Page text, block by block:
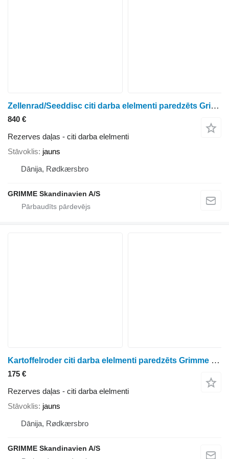
Zellenrad/Seeddisc citi darba elelmenti paredzēts Grimme 760 Kpl HL kartupeļu kombaina
840 €
Rezerves daļas - citi darba elelmenti
Stāvoklis jauns
Dānija, Rødkærsbro
GRIMME Skandinavien A/S
Kartoffelroder citi darba elelmenti paredzēts Grimme Zellenrad/Seeddisc 760 kartupeļu kombaina
175 €
Rezerves daļas - citi darba elelmenti
Stāvoklis jauns
Dānija, Rødkærsbro
GRIMME Skandinavien A/S